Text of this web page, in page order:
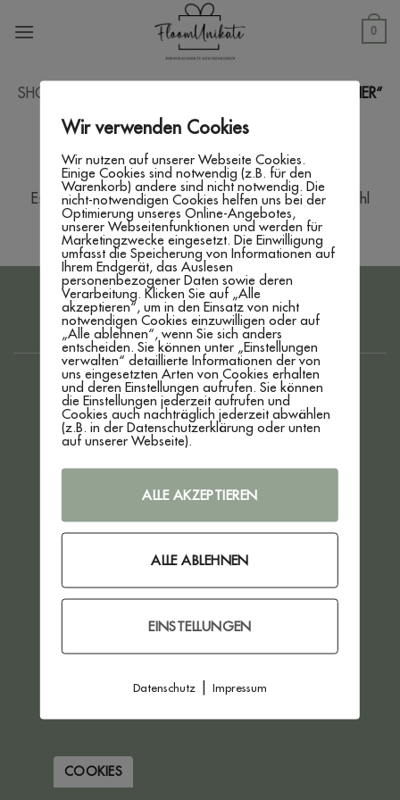
Inhalt
0
SHOP
PRODUKTE VERSCHLAGWORTET MIT „RENTIER“
FILTER
Es wurden keine Produkte gefunden, die deiner Auswahl
entsprechen.
PayPal
Bank
Transfer
IMPRESSUM DATENSCHUTZERKLÄRUNG
AGB
WIDERRUFSBELEHRUNG
ZAHLUNG & VERSAND
www.floom-unikate.de created by WEBBRO GmbH
VERTRAG WIDERRUFEN
COOKIES
Wir verwenden Cookies
Wir nutzen auf unserer Webseite Cookies.
Einige Cookies sind notwendig (z.B. für den
Warenkorb) andere sind nicht notwendig. Die
nicht-notwendigen Cookies helfen uns bei der
Optimierung unseres Online-Angebotes,
unserer Webseitenfunktionen und werden für
Marketingzwecke eingesetzt. Die Einwilligung
umfasst die Speicherung von Informationen auf
Ihrem Endgerät, das Auslesen
personenbezogener Daten sowie deren
Verarbeitung. Klicken Sie auf „Alle
akzeptieren“, um in den Einsatz von nicht
notwendigen Cookies einzuwilligen oder auf
„Alle ablehnen“, wenn Sie sich anders
entscheiden. Sie können unter „Einstellungen
verwalten“ detaillierte Informationen der von
uns eingesetzten Arten von Cookies erhalten
und deren Einstellungen aufrufen. Sie können
die Einstellungen jederzeit aufrufen und
Cookies auch nachträglich jederzeit abwählen
(z.B. in der Datenschutzerklärung oder unten
auf unserer Webseite).
ALLE AKZEPTIEREN
ALLE ABLEHNEN
EINSTELLUNGEN
Datenschutz| Impressum